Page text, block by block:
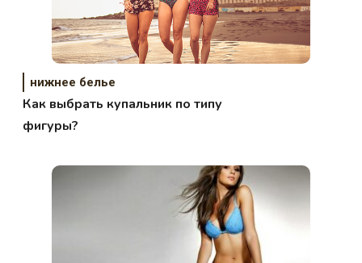
нижнее белье
Как выбрать купальник по типу
фигуры?